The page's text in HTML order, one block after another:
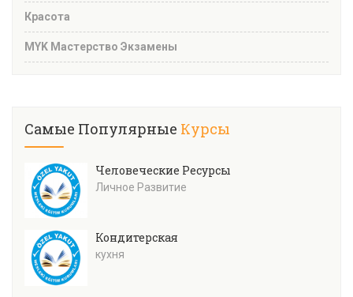
Красота
MYK Мастерство Экзамены
Самые Популярные Курсы
Человеческие Ресурсы
Личное Развитие
Кондитерская
кухня